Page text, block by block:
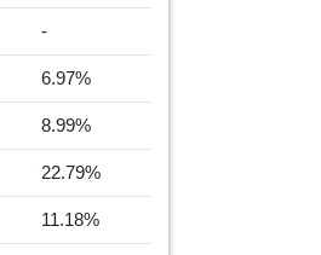
-
6.97%
8.99%
22.79%
11.18%